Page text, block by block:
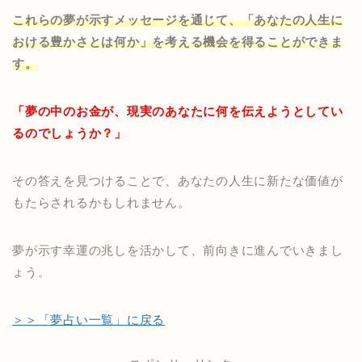
これらの夢が示すメッセージを通じて、「あなたの人生に
おける豊かさとは何か」を考える機会を得ることができま
す。
「夢の中のお金が、現実のあなたに何を伝えようとしてい
るのでしょうか？」
その答えを見つけることで、あなたの人生に新たな価値が
もたらされるかもしれません。
夢が示す幸運の兆しを活かして、前向きに進んでいきまし
ょう。
＞＞「夢占い一覧」に戻る